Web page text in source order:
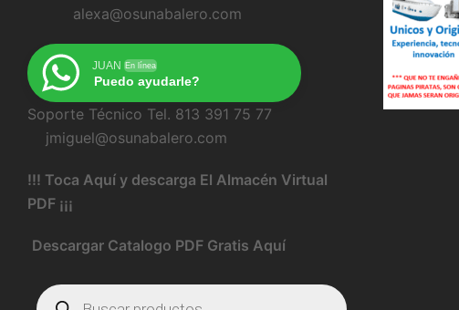
alexa@osunabalero.com
JUAN En línea
Puedo ayudarle?
Soporte Técnico Tel. 813 391 75 77
jmiguel@osunabalero.com
!!! Toca Aquí y descarga El Almacén Virtual
PDF ¡¡¡
Descargar Catalogo PDF Gratis Aquí
Búsqueda
de